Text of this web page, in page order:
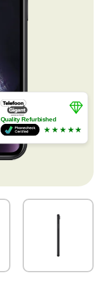
Quality Refurbished
★★★★★